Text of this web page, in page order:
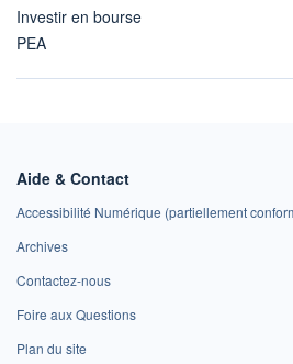
Investir en bourse
PEA
Aide & Contact
Accessibilité Numérique (partiellement
Archives
Contactez-nous
Foire aux Questions
Plan du site